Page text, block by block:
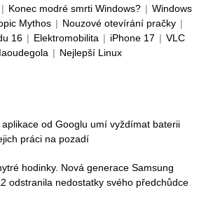
| Konec modré smrti Windows? | Windows
Mythos | Nouzové otevírání pračky |
16 | Elektromobilita | iPhone 17 | VLC
| Nejlepší Linux
od Googlu umí vyždímat baterii
práci na pozadí
hodinky. Nová generace Samsung
odstranila nedostatky svého předchůdce